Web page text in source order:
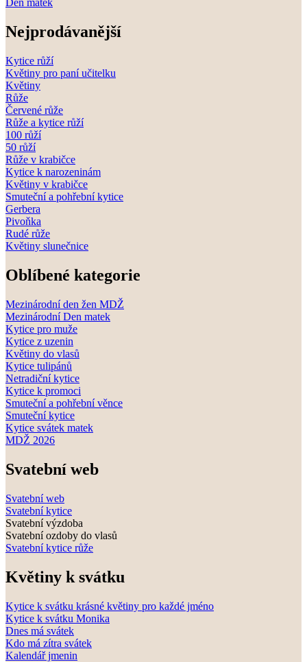
Den matek
Nejprodávanější
Kytice růží
Květiny pro paní učitelku
Květiny
Růže
Červené růže
Růže a kytice růží
100 růží
50 růží
Růže v krabičce
Kytice k narozeninám
Květiny v krabičce
Smuteční a pohřební kytice
Gerbera
Pivoňka
Rudé růže
Květiny slunečnice
Oblíbené kategorie
Mezinárodní den žen MDŽ
Mezinárodní Den matek
Kytice pro muže
Kytice z uzenin
Květiny do vlasů
Kytice tulipánů
Netradiční kytice
Kytice k promoci
Smuteční a pohřební věnce
Smuteční kytice
Kytice svátek matek
MDŽ 2026
Svatební web
Svatební web
Svatební kytice
Svatební výzdoba
Svatební ozdoby do vlasů
Svatební kytice růže
Květiny k svátku
Kytice k svátku krásné květiny pro každé jméno
Kytice k svátku Monika
Dnes má svátek
Kdo má zítra svátek
Kalendář jmenin